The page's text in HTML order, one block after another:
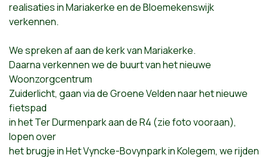
realisaties in Mariakerke en de Bloemekenswijk
verkennen.
We spreken af aan de kerk van Mariakerke.
Daarna verkennen we de buurt van het nieuwe
Woonzorgcentrum
Zuiderlicht, gaan via de Groene Velden naar het nieuwe
fietspad
in het Ter Durmenpark aan de R4 (zie foto vooraan),
lopen over
het brugje in Het Vyncke-Bovynpark in Kolegem, we rijden